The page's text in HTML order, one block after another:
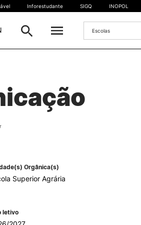
Estudante Internacional
Mobilidade Internacional
Inforestudante SIGQ INOPOL
Escolas
Orgânica(s)
Superior Agrária
letivo